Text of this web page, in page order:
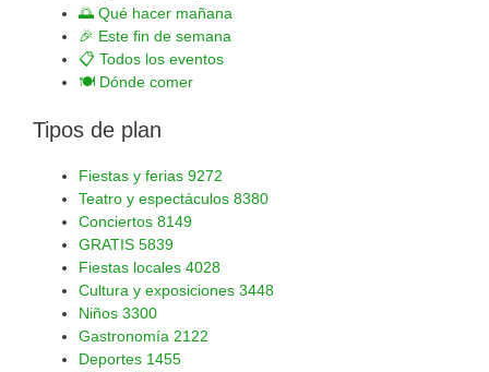
🌅 Qué hacer mañana
🎉 Este fin de semana
📋 Todos los eventos
🍽️ Dónde comer
Tipos de plan
Fiestas y ferias 9272
Teatro y espectáculos 8380
Conciertos 8149
GRATIS 5839
Fiestas locales 4028
Cultura y exposiciones 3448
Niños 3300
Gastronomía 2122
Deportes 1455